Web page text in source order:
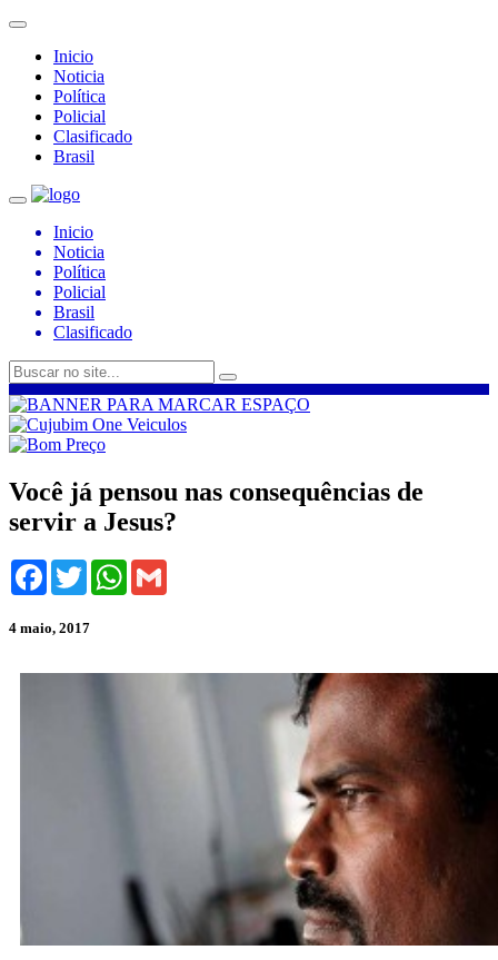
Inicio
Noticia
Política
Policial
Clasificado
Brasil
Inicio
Noticia
Política
Policial
Brasil
Clasificado
Você já pensou nas consequências de
servir a Jesus?
Facebook
TwitterWhatsApp
4 maio, 2017